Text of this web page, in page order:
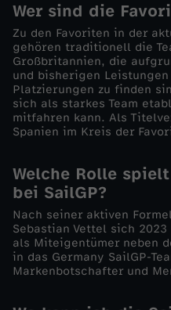
.
F
e
b
r
u
a
Wer sind die
Zu den Favoriten in der
gehören traditionell die
Großbritannien, die
und bisherigen
Platzierungen zu finden
sich als starkes Team
mitfahren kann. Als
Spanien im Kreis der
Welche Rolle
bei SailGP?
Nach seiner aktiven
Sebastian Vettel sich
als Miteigentümer neben
in das Germany SailGP-
Markenbotschafter und